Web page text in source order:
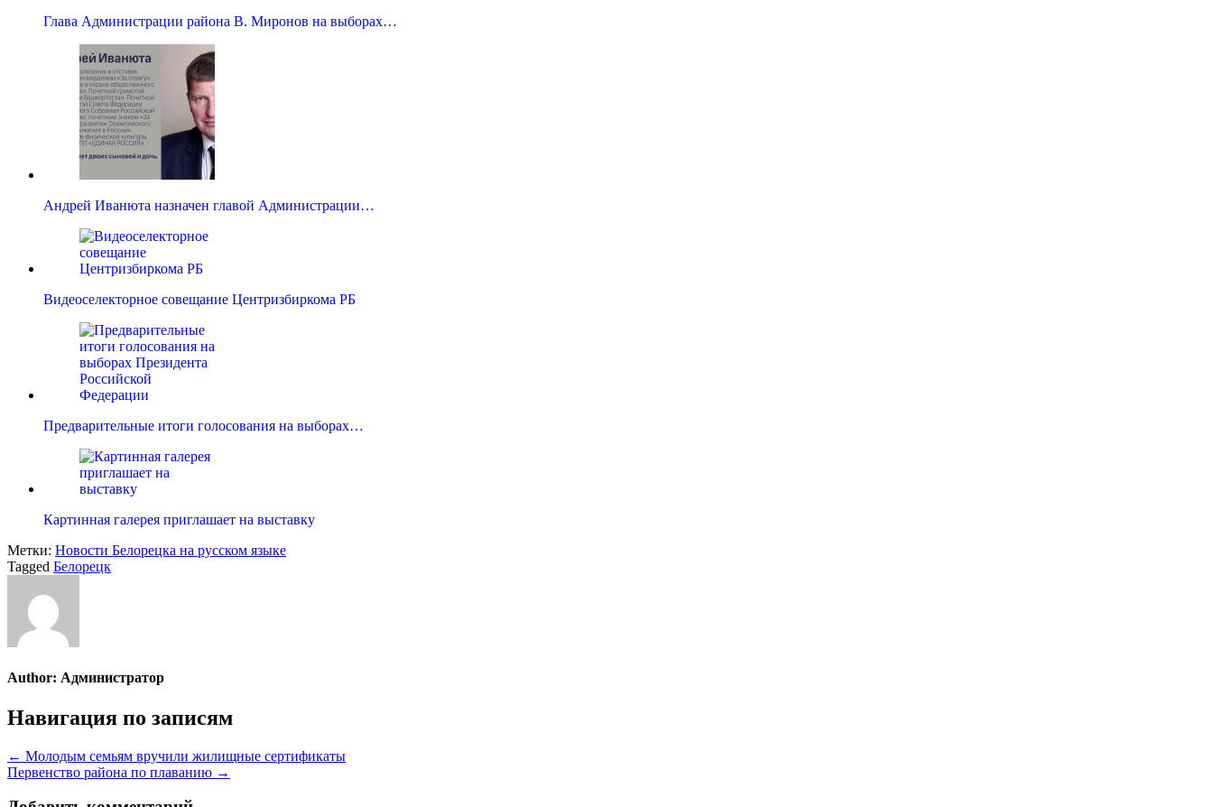
Глава Администрации района В. Миронов на выборах…
Андрей Иванюта назначен главой Администрации…
Видеоселекторное совещание Центризбиркома РБ
Предварительные итоги голосования на выборах…
Картинная галерея приглашает на выставку
Метки: Новости Белорецка на русском языке
Tagged Белорецк
Author: Администратор
Навигация по записям
← Молодым семьям вручили жилищные сертификаты
Первенство района по плаванию →